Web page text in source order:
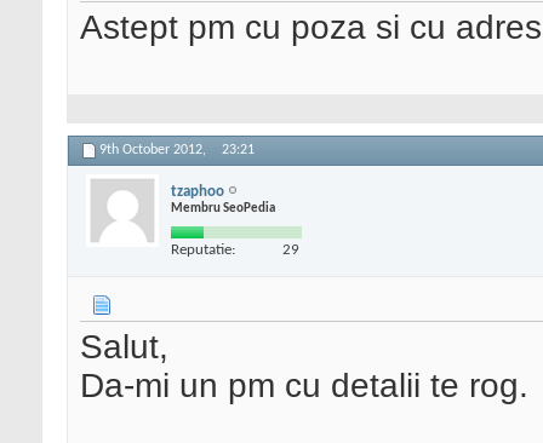
Astept pm cu poza si cu
9th October 2012, 23:21
tzaphoo
Membru SeoPedia
Reputatie: 29
Salut,
Da-mi un pm cu detalii te rog.